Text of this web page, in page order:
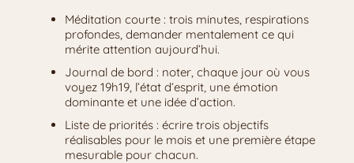
Méditation courte : trois minutes, respirations
profondes, demander mentalement ce qui
mérite attention aujourd’hui.
Journal de bord : noter, chaque jour où vous
voyez 19h19, l’état d’esprit, une émotion
dominante et une idée d’action.
Liste de priorités : écrire trois objectifs
réalisables pour le mois et une première étape
mesurable pour chacun.